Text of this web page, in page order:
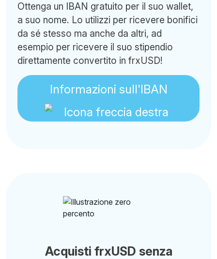
Ottenga un IBAN gratuito per il suo wallet,
a suo nome. Lo utilizzi per ricevere bonifici
da sé stesso ma anche da altri, ad
esempio per ricevere il suo stipendio
direttamente convertito in frxUSD!
Informazioni sull'IBAN
Acquisti frxUSD senza